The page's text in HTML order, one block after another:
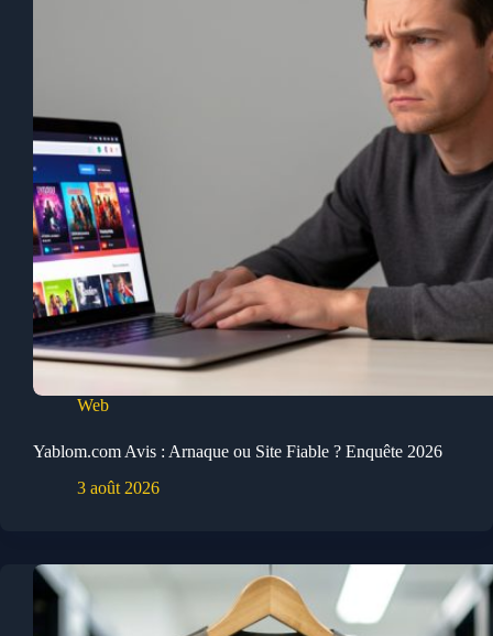
Web
Yablom.com Avis : Arnaque ou Site Fiable ? Enquête 2026
3 août 2026